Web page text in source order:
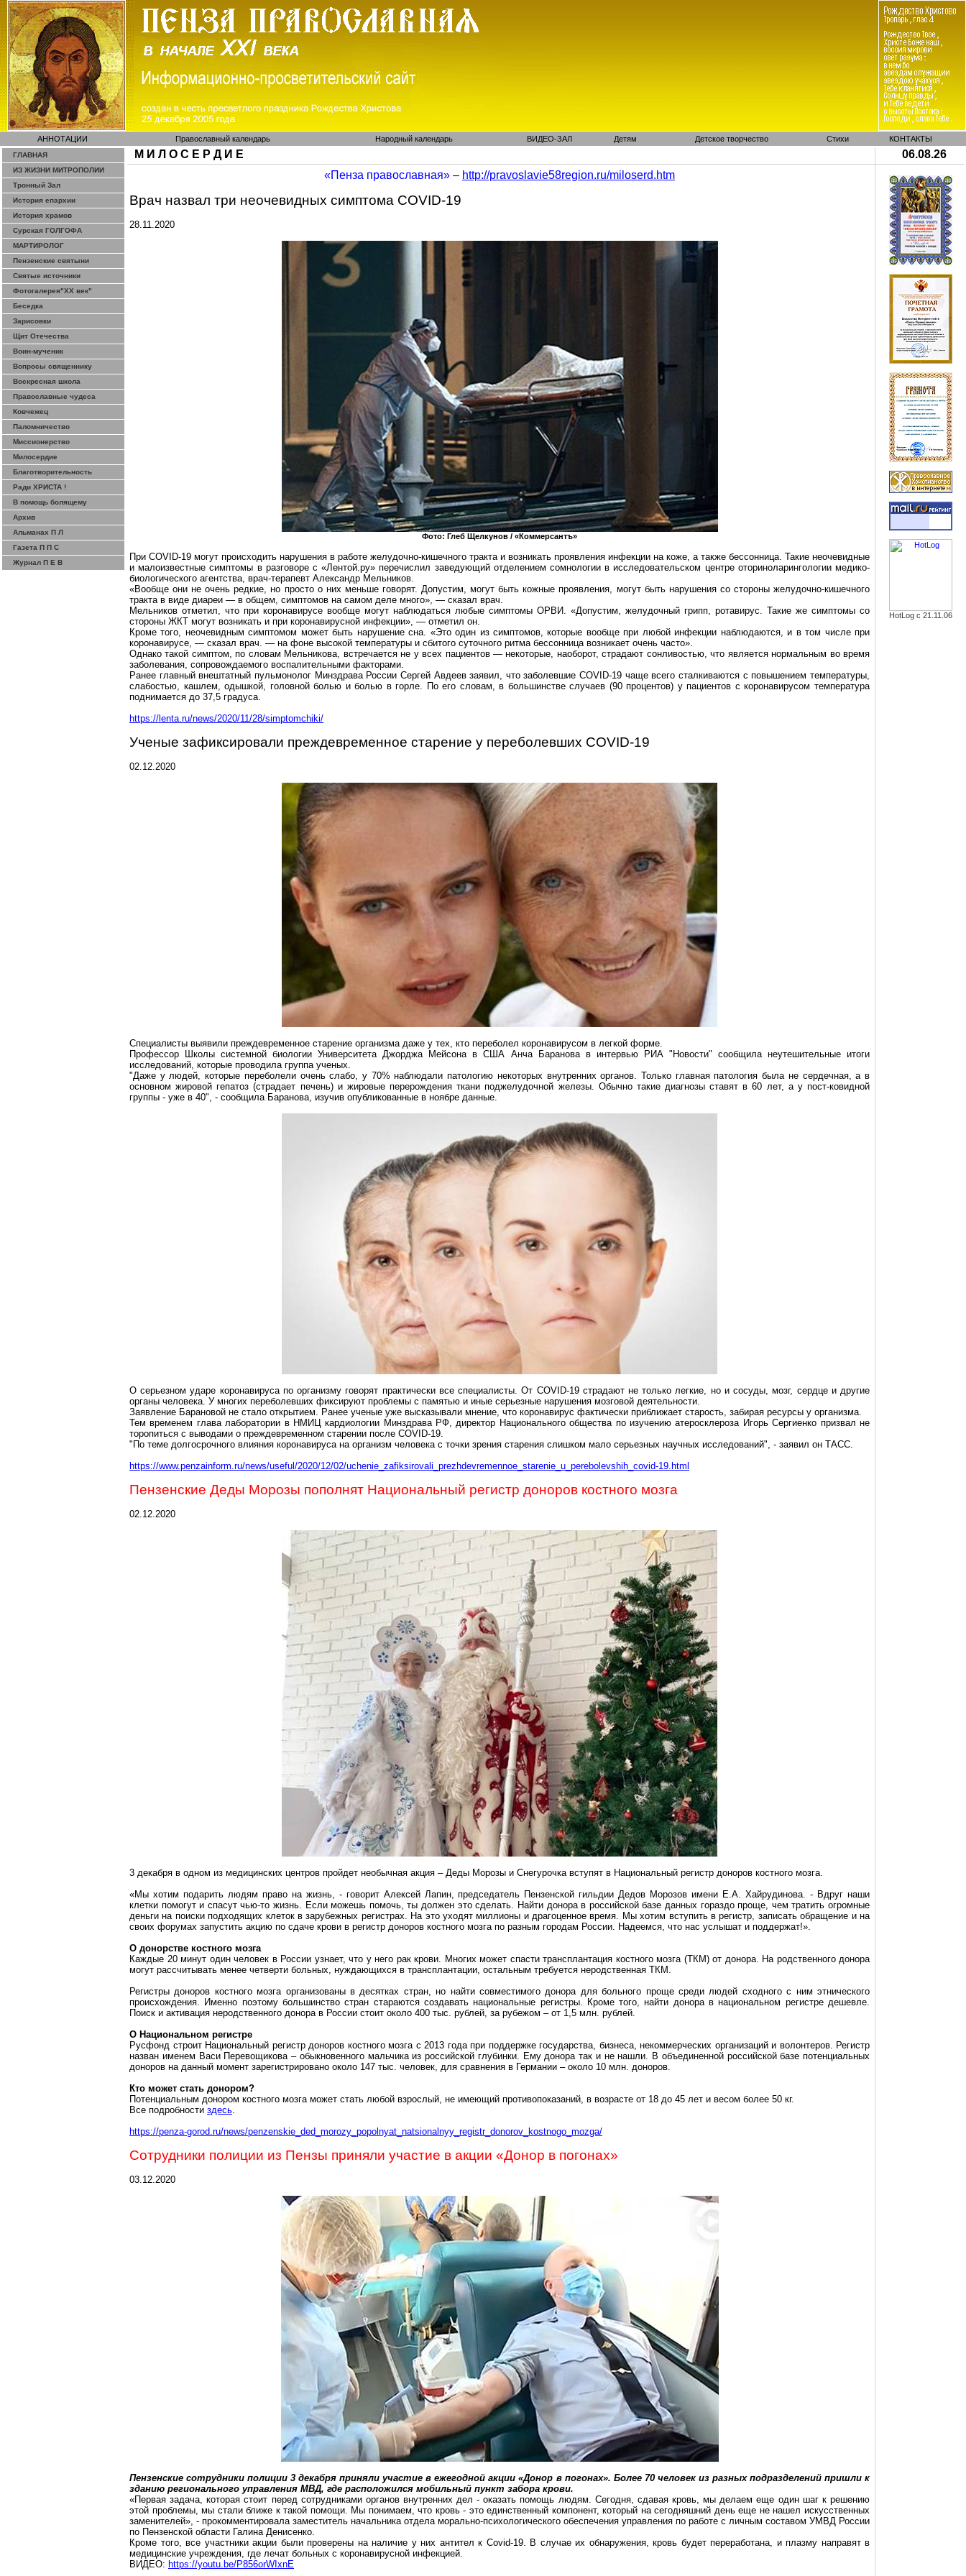
АННОТАЦИИ Православный календарь Народный календарь ВИДЕО-ЗАЛ Детям Детское творчество Стихи КОНТАКТЫ
ГЛАВНАЯ
ИЗ ЖИЗНИ МИТРОПОЛИИ
Тронный Зал
История епархии
История храмов
Сурская ГОЛГОФА
МАРТИРОЛОГ
Пензенские святыни
Святые источники
Фотогалерея"ХХ век"
Беседка
Зарисовки
Щит Отечества
Воин-мученик
Вопросы священнику
Воскресная школа
Православные чудеса
Ковчежец
Паломничество
Миссионерство
Милосердие
Благотворительность
Ради ХРИСТА !
В помощь болящему
Архив
Альманах П Л
Газета П П С
Журнал П Е В
М И Л О С Е Р Д И Е
06.08.26
«Пенза православная» – http://pravoslavie58region.ru/miloserd.htm
Врач назвал три неочевидных симптома COVID-19
28.11.2020
Фото: Глеб Щелкунов / «Коммерсантъ»
При COVID-19 могут происходить нарушения в работе желудочно-кишечного тракта и возникать проявления инфекции на коже, а также бессонница. Такие неочевидные
и малоизвестные симптомы в разговоре с «Лентой.ру» перечислил заведующий отделениемсомнологии в исследовательском центре оториноларингологии медико-
биологического агентства, врач-терапевт Александр Мельников.
«Вообще они не очень редкие, но просто о них меньше говорят. Допустим, могут быть кожные проявления, могут быть нарушения со стороны желудочно-кишечного
тракта в виде диареи — в общем, симптомов на самом деле много», — сказал врач.
Мельников отметил, что при коронавирусе вообще могут наблюдаться любые симптомы ОРВИ. «Допустим, желудочный грипп, ротавирус. Такие же симптомы со
стороны ЖКТ могут возникать и при коронавирусной инфекции», — отметил он.
Кроме того, неочевидным симптомом может быть нарушение сна. «Это один из симптомов, которые вообще при любой инфекции наблюдаются, и в том числе при
коронавирусе, — сказал врач. — на фоне высокой температуры и сбитого суточного ритма бессонница возникает очень часто».
Однако такой симптом, по словам Мельникова, встречается не у всех пациентов — некоторые, наоборот, страдают сонливостью, что является нормальным во время
заболевания, сопровождаемого воспалительными факторами.
Ранее главный внештатный пульмонолог Минздрава России Сергей Авдеев заявил, что заболевшие COVID-19 чаще всего сталкиваются с повышением температуры,
слабостью, кашлем, одышкой, головной болью и болью в горле. По его словам, в большинстве случаев (90 процентов) у пациентов скоронавирусом температура
поднимается до 37,5 градуса.
https://lenta.ru/news/2020/11/28/simptomchiki/
Ученые зафиксировали преждевременное старение у переболевших COVID-19
02.12.2020
Специалисты выявили преждевременное старение организма даже у тех, кто переболел коронавирусом в легкой форме.
Профессор Школы системной биологии Университета Джорджа Мейсонав США АнчаБаранова в интервью РИА "Новости" сообщила неутешительные итоги
исследований, которые проводила группа ученых.
"Даже у людей, которые переболели очень слабо, у 70% наблюдали патологию некоторых внутренних органов. Только главная патология была не сердечная, а в
основном жировойгепатоз (страдает печень) и жировые перерождения ткани поджелудочной железы. Обычно такие диагнозы ставят в 60 лет, а упост-ковидной
группы - уже в 40", - сообщила Баранова, изучив опубликованные в ноябре данные.
О серьезном ударе коронавирусапо организму говорят практически все специалисты. От COVID-19 страдают не только легкие, но и сосуды, мозг, сердце и другие
органы человека. У многих переболевших фиксируют проблемы с памятью и иные серьезные нарушения мозговой деятельности.
Заявление Барановой не стало открытием. Ранее ученые уже высказывали мнение, что коронавирус фактически приближает старость, забирая ресурсы у организма.
Тем временем глава лаборатории в НМИЦ кардиологии Минздрава РФ, директор Национального общества по изучению атеросклероза Игорь Сергиенко призвал не
торопиться с выводами о преждевременном старении после COVID-19.
"По теме долгосрочного влияния коронавирусана организм человека с точки зрения старения слишком мало серьезных научных исследований", - заявил он ТАСС.
https://www.penzainform.ru/news/useful/2020/12/02/uchenie_zafiksirovali_prezhdevremennoe_starenie_u_perebolevshih_covid-19.html
Пензенские Деды Морозы пополнят Национальный регистр доноров костного мозга
02.12.2020
3 декабря в одном из медицинских центров пройдет необычная акция – Деды Морозы и Снегурочка вступят в Национальный регистр доноров костного мозга.
«Мы хотим подарить людям право на жизнь, - говорит Алексей Лапин, председатель Пензенской гильдии Дедов Морозов имени Е.А.Хайрудинова. - Вдруг наши
клетки помогут и спасут чью-то жизнь. Если можешь помочь, ты должен это сделать. Найти донора в российской базе данных гораздо проще, чем тратить огромные
деньги на поиски подходящих клеток в зарубежных регистрах. На это уходят миллионы и драгоценное время. Мы хотим вступить в регистр, записать обращение и на
своих форумах запустить акцию по сдаче крови в регистр доноров костного мозга по разным городам России. Надеемся, что нас услышат и поддержат!».
О донорстве костного мозга
Каждые 20 минут один человек в России узнает, что у него рак крови. Многих может спасти трансплантация костного мозга (ТКМ) от донора. На родственного донора
могут рассчитывать менее четверти больных, нуждающихся в трансплантации, остальным требуется неродственная ТКМ.
Регистры доноров костного мозга организованы в десятках стран, но найти совместимого донора для больного проще среди людей сходного с ним этнического
происхождения. Именно поэтому большинство стран стараются создавать национальные регистры. Кроме того, найти донора в национальном регистре дешевле.
Поиск и активация неродственного донора в России стоит около 400 тыс. рублей, за рубежом – от 1,5 млн. рублей.
О Национальном регистре
Русфонд строит Национальный регистр доноров костного мозга с 2013 года при поддержке государства, бизнеса, некоммерческих организаций и волонтеров. Регистр
назван именем Васи Перевощикова – обыкновенного мальчика из российской глубинки. Ему донора так и не нашли. В объединенной российской базе потенциальных
доноров на данный момент зарегистрировано около 147 тыс. человек, для сравнения в Германии – около 10 млн. доноров.
Кто может стать донором?
Потенциальным донором костного мозга может стать любой взрослый, не имеющий противопоказаний, в возрасте от 18 до 45 лет и весом более 50 кг.
Все подробности здесь.
https://penza-gorod.ru/news/penzenskie_ded_morozy_popolnyat_natsionalnyy_registr_donorov_kostnogo_mozga/
Сотрудники полиции из Пензы приняли участие в акции «Донор в погонах»
03.12.2020
Пензенские сотрудники полиции 3 декабря приняли участие в ежегодной акции «Донор в погонах». Более 70 человек из разных подразделений пришли к
зданию регионального управления МВД, где расположился мобильный пункт забора крови.
«Первая задача, которая стоит перед сотрудниками органов внутренних дел - оказать помощь людям. Сегодня, сдавая кровь, мы делаем еще один шаг к решению
этой проблемы, мы стали ближе к такой помощи. Мы понимаем, что кровь - это единственный компонент, который на сегодняшний день еще не нашел искусственных
заменителей», - прокомментировала заместитель начальника отдела морально-психологического обеспечения управления по работе с личным составом УМВД России
по Пензенской области Галина Денисенко.
Кроме того, все участники акции были проверены на наличие у них антител к Covid-19. В случае их обнаружения, кровь будет переработана, и плазму направят в
медицинские учреждения, где лечат больных с коронавирусной инфекцией.
ВИДЕО: https://youtu.be/P856orWIxnE
HotLog с 21.11.06